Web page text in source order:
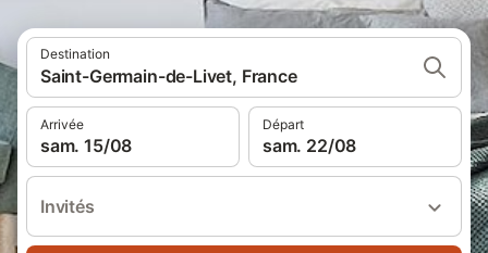
Destination
Saint-Germain-de-Livet, France
Arrivée
sam. 15/08
Départ
sam. 22/08
Invités